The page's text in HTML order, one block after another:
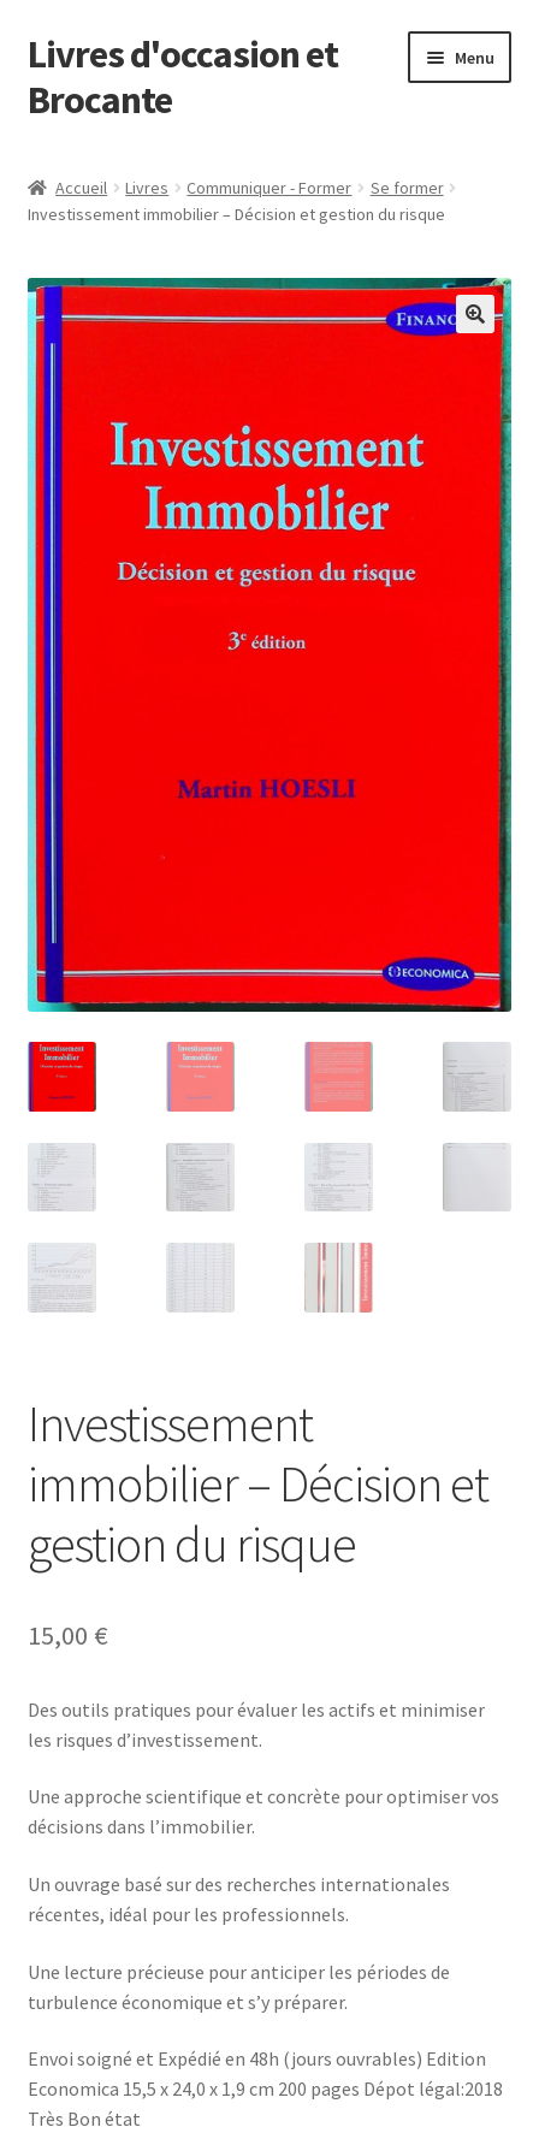
Aller
à
la
Aller
au
contenu
Livres d'occasion et
Brocante
Menu
Accueil Livres Communiquer - Former
Se former
Investissement immobilier – Décision et gestion du risque
Investissement
immobilier – Décision et
gestion du risque
15,00 €
Des outils pratiques pour évaluer les actifs et minimiser
les risques d’investissement.
Une approche scientifique et concrète pour optimiser vos
décisions dans l’immobilier.
Un ouvrage basé sur des recherches internationales
récentes, idéal pour les professionnels.
Une lecture précieuse pour anticiper les périodes de
turbulence économique et s’y préparer.
Envoi soigné et Expédié en 48h (jours ouvrables) Edition
Economica 15,5 x 24,0 x 1,9 cm 200 pages Dépot légal:2018
Très Bon état